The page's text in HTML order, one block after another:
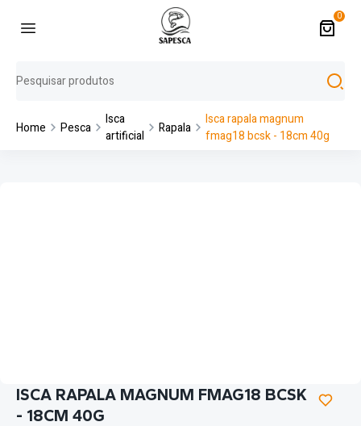
0
Home Pesca
Isca
artificial
Rapala
Isca rapala magnum
fmag18 bcsk - 18cm 40g
ISCA RAPALA MAGNUM FMAG18 BCSK
- 18CM 40G